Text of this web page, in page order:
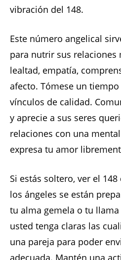
vibración del 148.
Este número angelical
para nutrir sus relaciones
lealtad, empatía,
afecto. Tómese un
vínculos de calidad.
y aprecie a sus seres
relaciones con una
expresa tu amor
Si estás soltero, ver el
los ángeles se están
tu alma gemela o tu
usted tenga claras las
una pareja para poder
adecuada. Mantén una